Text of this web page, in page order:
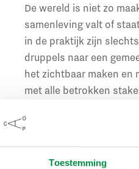
Toestemming
De wereld is niet zo
samenleving valt of
in de praktijk zijn
druppels naar een
het zichtbaar maken en
met alle betrokken
Hoe werkt
Aan de hand van de